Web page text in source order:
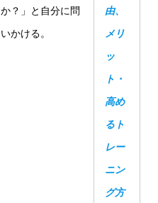
か？」と自分に問
いかける。
由、
メリ
ッ
ト・
高め
るト
レー
ニン
グ方